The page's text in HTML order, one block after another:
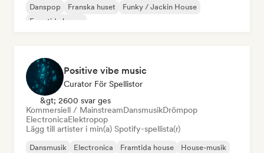
Danspop
Franska huset
Funky / Jackin House
Framtida house
Positive vibe music
Curator För Spellistor
&gt; 2600 svar ges
Kommersiell / MainstreamDansmusikDrömpop
ElectronicaElektropop
Lägg till artister i min(a) Spotify-spellista(r)
Dansmusik Electronica Framtida house
House-musik